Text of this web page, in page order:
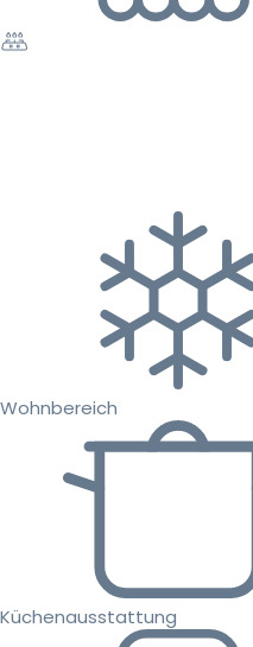
Wohnbereich
Küchenausstattung